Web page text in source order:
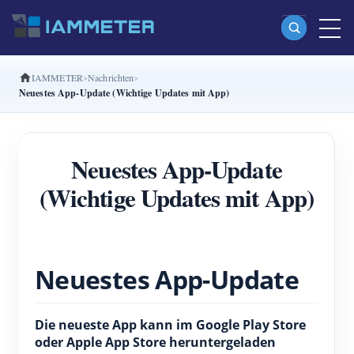
Produkte
Dreiphasiger Wi-Fi-Energiezähler (WEM3080T)
Dreiphasiger Wi-Fi-Energiezähler (WEM3046T)
WiFi-Leistungsregler
IAMMETER Cloud Pro
Self-Hosting-Dienst
IAMMETER Nachrichten
Neuestes App-Update (Wichtige Updates mit App)
Neuestes App-Update
(Wichtige Updates mit App)
Neuestes App-Update
Die neueste App kann im Google Play Store
oder Apple App Store heruntergeladen